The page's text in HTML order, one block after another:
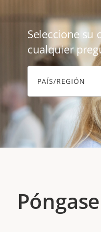
Seleccione su
cualquier
PAÍS/REGIÓN